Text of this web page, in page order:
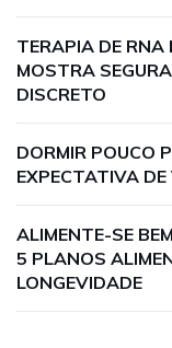
TERAPIA DE RNA
MOSTRA
DISCRETO
DORMIR POUCO
EXPECTATIVA
ALIMENTE-SE
5 PLANOS
LONGEVIDADE